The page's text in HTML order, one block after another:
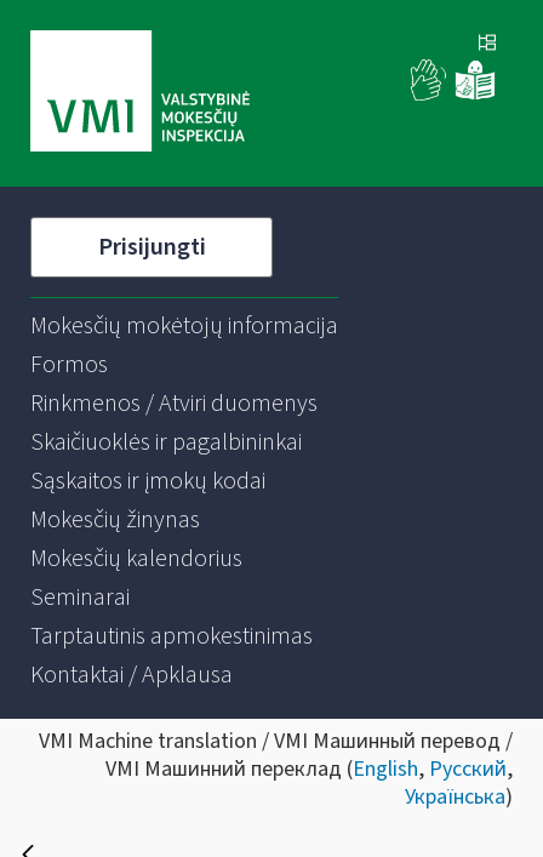
Prisijungti
Mokesčių mokėtojų informacija
Formos
Rinkmenos / Atviri duomenys
Skaičiuoklės ir pagalbininkai
Sąskaitos ir įmokų kodai
Mokesčių žinynas
Mokesčių kalendorius
Seminarai
Tarptautinis apmokestinimas
Kontaktai / Apklausa
VMI Machine translation / VMI Машинный перевод /
VMI Машинний переклад (English, Русский,
Українська)